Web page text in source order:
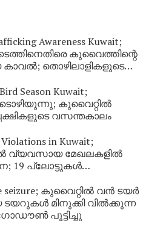
Awareness Kuwait;
കുവൈത്തിന്റെ
തൊഴിലാളികളുടെ
Season Kuwait;
കുവൈറ്റിൽ
വസന്തകാലം
in Kuwait;
വ്യവസായ മേഖലകളിൽ
19 പ്ലോട്ടുകൾ
seizure; കുവൈറ്റിൽ വൻ ടയർ
ടയറുകൾ മിനുക്കി വിൽക്കുന്ന
പൂട്ടിച്ചു